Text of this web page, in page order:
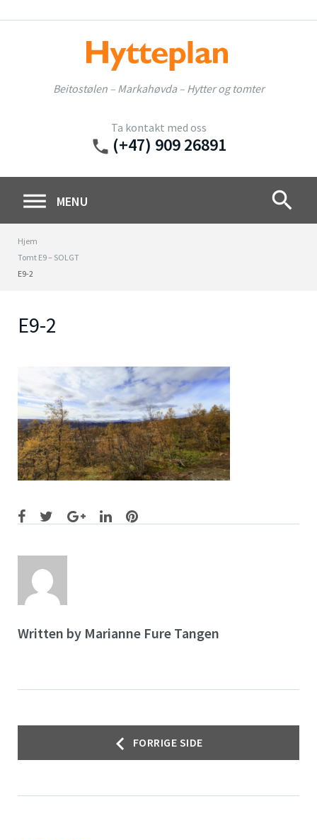
to
Beitostølen – Markahøvda – Hytter og tomter
Ta kontakt med oss
phone (+47) 909 26891
MENU search
Hjem
Tomt E9 – SOLGT
E9-2
E9-2
Facebook
TwitterGoogle+
LinkedInPinterest
Written by Marianne Fure Tangen
Innleggsnavigasjon
FORRIGE SIDE